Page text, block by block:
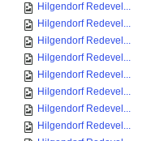
Hilgendorf Redevel...
Hilgendorf Redevel...
Hilgendorf Redevel...
Hilgendorf Redevel...
Hilgendorf Redevel...
Hilgendorf Redevel...
Hilgendorf Redevel...
Hilgendorf Redevel...